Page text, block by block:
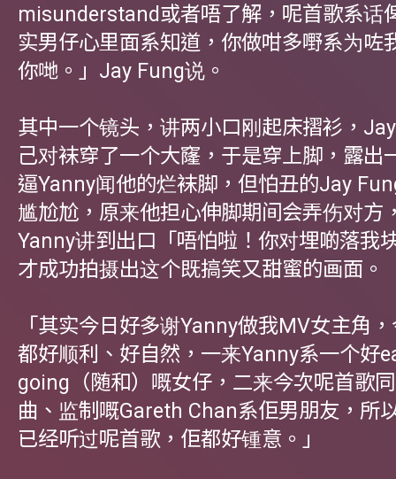
misunderstand或者唔了解，呢首歌系话
实男仔心里面系知道，你做咁多嘢系为咗
你哋。」Jay Fung说。
其中一个镜头，讲两小口刚起床摺衫，
己对袜穿了一个大窿，于是穿上脚，露出
逼Yanny闻他的烂袜脚，但怕丑的Jay
尴尬尬，原来他担心伸脚期间会弄伤对方
Yanny讲到出口「唔怕啦！你对埋啲落我
才成功拍摄出这个既搞笑又甜蜜的画面。
「其实今日好多谢Yanny做我MV女主角
都好顺利、好自然，一来Yanny系一个好
going（随和）嘅女仔，二来今次呢首歌
曲、监制嘅Gareth Chan系佢男朋友，所
已经听过呢首歌，佢都好锺意。」